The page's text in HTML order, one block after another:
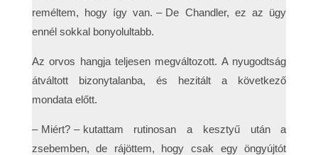
reméltem, hogy így van. – De Chandler, ez az ügy
ennél sokkal bonyolultabb.
Az orvos hangja teljesen megváltozott. A nyugodtság
átváltott bizonytalanba, és hezitált a következő
mondata előtt.
– Miért? – kutattam rutinosan a kesztyű után a
zsebemben, de rájöttem, hogy csak egy öngyújtót